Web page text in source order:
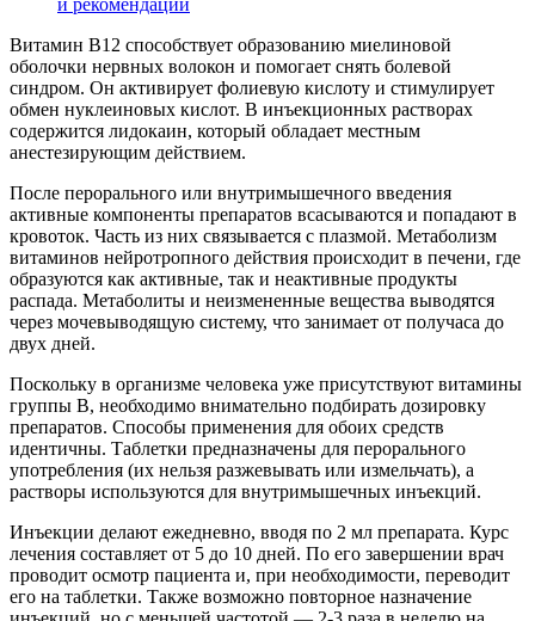
Витамин В12 способствует образованию миелиновой
оболочки нервных волокон и помогает снять болевой
синдром. Он активирует фолиевую кислоту и стимулирует
обмен нуклеиновых кислот. В инъекционных растворах
содержится лидокаин, который обладает местным
анестезирующим действием.
После перорального или внутримышечного введения
активные компоненты препаратов всасываются и попадают в
кровоток. Часть из них связывается с плазмой. Метаболизм
витаминов нейротропного действия происходит в печени, где
образуются как активные, так и неактивные продукты
распада. Метаболиты и неизмененные вещества выводятся
через мочевыводящую систему, что занимает от получаса до
двух дней.
Поскольку в организме человека уже присутствуют витамины
группы В, необходимо внимательно подбирать дозировку
препаратов. Способы применения для обоих средств
идентичны. Таблетки предназначены для перорального
употребления (их нельзя разжевывать или измельчать), а
растворы используются для внутримышечных инъекций.
Инъекции делают ежедневно, вводя по 2 мл препарата. Курс
лечения составляет от 5 до 10 дней. По его завершении врач
проводит осмотр пациента и, при необходимости, переводит
его на таблетки. Также возможно повторное назначение